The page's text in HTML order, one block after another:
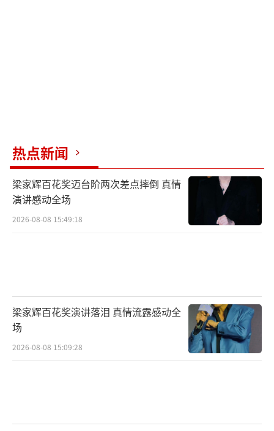
如今，35岁的魏大勋和45岁的秦岚再次被
曝同居，娱乐圈的恋情果然扑朔迷离。秦岚在
接受采访时透露，她对婚姻的理想是平淡，希
望婚姻能够像涓涓细流一样长期稳定。她的婚
姻观透露出对“稳定”和“恒久”的渴望。
片天。他的魅力在于幽默、机智的性格和极强
的搞笑天赋。正如秦岚所说，魏大勋总能在最
紧张或尴尬的时刻用一两句话让气氛变得轻
松。他身上那种不拘小节、真诚待人的气质，
热点新闻
梁家辉百花奖迈台阶两次差点摔倒 真情
演讲感动全场
2026-08-08 15:49:18
梁家辉百花奖演讲落泪 真情流露感动全
场
2026-08-08 15:09:28